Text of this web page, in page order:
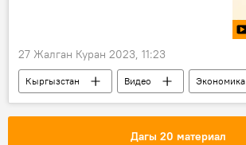
27 Жалган Куран 2023, 11:23
Кыргызстан Видео
Экономика
бирдиктүү салык декларациясы
Дагы 20 материал